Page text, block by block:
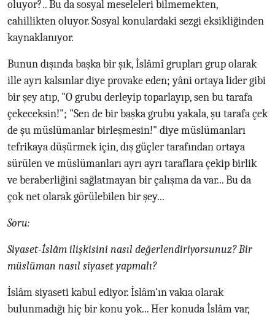
oluyor?.. Bu da sosyal meseleleri bilmemekten,
cahillikten oluyor. Sosyal konulardaki sezgi eksikliğinden
kaynaklanıyor.
Bunun dışında başka bir şık, İslâmî grupları grup olarak
ille ayrı kalsınlar diye provake eden; yâni ortaya lider gibi
bir şey atıp, "O grubu derleyip toparlayıp, sen bu tarafa
çekeceksin!"; "Sen de bir başka grubu yakala, şu tarafa çek
de şu müslümanlar birleşmesin!" diye müslümanları
tefrikaya düşürmek için, dış güçler tarafından ortaya
sürülen ve müslümanları ayrı ayrı taraflara çekip birlik
ve beraberliğini sağlatmayan bir çalışma da var... Bu da
çok net olarak görülebilen bir şey...
Soru:
Siyaset-İslâm ilişkisini nasıl değerlendiriyorsunuz? Bir
müslüman nasıl siyaset yapmalı?
İslâm siyaseti kabul ediyor. İslâm'ın vakıa olarak
bulunmadığı hiç bir konu yok... Her konuda İslâm var,